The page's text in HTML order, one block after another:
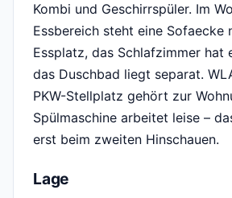
Kombi und Geschirrspüler. Im
Essbereich steht eine Sofaecke
Essplatz, das Schlafzimmer hat
das Duschbad liegt separat.
PKW-Stellplatz gehört zur
Spülmaschine arbeitet leise –
erst beim zweiten Hinschauen.
Lage